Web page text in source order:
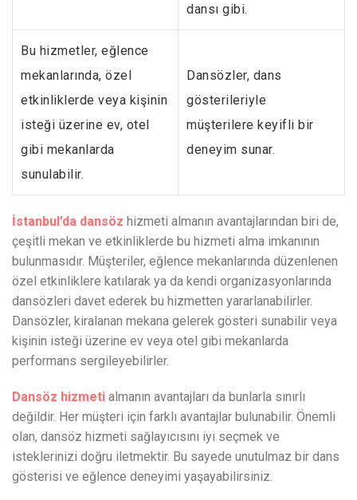
dansı gibi.
Bu hizmetler, eğlence
mekanlarında, özel
etkinliklerde veya kişinin
isteği üzerine ev, otel
gibi mekanlarda
sunulabilir.
Dansözler, dans
gösterileriyle
müşterilere keyifli bir
deneyim sunar.
İstanbul’da dansöz hizmeti almanın avantajlarından biri de,
çeşitli mekan ve etkinliklerde bu hizmeti alma imkanının
bulunmasıdır. Müşteriler, eğlence mekanlarında düzenlenen
özel etkinliklere katılarak ya da kendi organizasyonlarında
dansözleri davet ederek bu hizmetten yararlanabilirler.
Dansözler, kiralanan mekana gelerek gösteri sunabilir veya
kişinin isteği üzerine ev veya otel gibi mekanlarda
performans sergileyebilirler.
Dansöz hizmeti almanın avantajları da bunlarla sınırlı
değildir. Her müşteri için farklı avantajlar bulunabilir. Önemli
olan, dansöz hizmeti sağlayıcısını iyi seçmek ve
isteklerinizi doğru iletmektir. Bu sayede unutulmaz bir dans
gösterisi ve eğlence deneyimi yaşayabilirsiniz.